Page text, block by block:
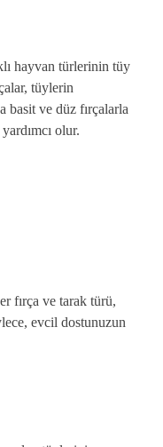
hayvan türlerinin tüy
tüylerin
basit ve düz fırçalarla
olur.
fırça ve tarak türü,
evcil dostunuzun